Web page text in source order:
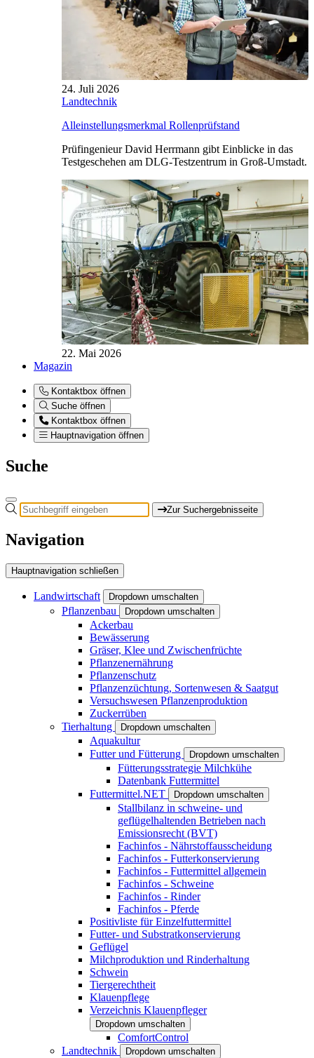
24. Juli 2026
Landtechnik
Alleinstellungsmerkmal Rollenprüfstand
Prüfingenieur David Herrmann gibt Einblicke in das
Testgeschehen am DLG-Testzentrum in Groß-Umstadt.
22. Mai 2026
Magazin
Kontaktbox öffnen
Suche öffnen
Kontaktbox öffnen
Hauptnavigation öffnen
Suche
Zur Suchergebnisseite
Navigation
Hauptnavigation schließen
Landwirtschaft Dropdown umschalten
Pflanzenbau Dropdown umschalten
Ackerbau
Bewässerung
Gräser, Klee und Zwischenfrüchte
Pflanzenernährung
Pflanzenschutz
Pflanzenzüchtung, Sortenwesen & Saatgut
Versuchswesen Pflanzenproduktion
Zuckerrüben
Tierhaltung
Dropdown umschalten
Aquakultur
Futter und Fütterung
Dropdown umschalten
Fütterungsstrategie Milchkühe
Datenbank Futtermittel
Futtermittel.NET
Dropdown umschalten
Stallbilanz in schweine- und
geflügelhaltenden Betrieben nach
Emissionsrecht (BVT)
Fachinfos - Nährstoffausscheidung
Fachinfos - Futterkonservierung
Fachinfos - Futtermittel allgemein
Fachinfos - Schweine
Fachinfos - Rinder
Fachinfos - Pferde
Positivliste für Einzelfuttermittel
Futter- und Substratkonservierung
Geflügel
Milchproduktion und Rinderhaltung
Schwein
Tiergerechtheit
Klauenpflege
Verzeichnis Klauenpfleger
Dropdown umschalten
ComfortControl
Landtechnik
Dropdown umschalten